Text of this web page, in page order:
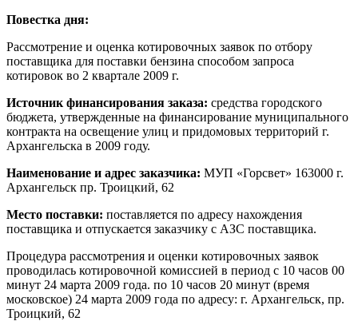
Повестка дня:
Рассмотрение и оценка котировочных заявок по отбору
поставщика для поставки бензина способом запроса
котировок во 2 квартале 2009 г.
Источник финансирования заказа: средства городского
бюджета, утвержденные на финансирование муниципального
контракта на освещение улиц и придомовых территорий г.
Архангельска в 2009 году.
Наименование и адрес заказчика: МУП «Горсвет» 163000 г.
Архангельск пр. Троицкий, 62
Место поставки: поставляется по адресу нахождения
поставщика и отпускается заказчику с АЗС поставщика.
Процедура рассмотрения и оценки котировочных заявок
проводилась котировочной комиссией в период с 10 часов 00
минут 24 марта 2009 года. по 10 часов 20 минут (время
московское) 24 марта 2009 года по адресу: г. Архангельск, пр.
Троицкий, 62